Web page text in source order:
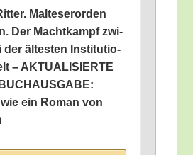
Mal­te­ser­or­den
Der Macht­kampf zwi­
der ältes­ten Insti­tu­tio­
– AKTUALISIERTE
ein Roman von